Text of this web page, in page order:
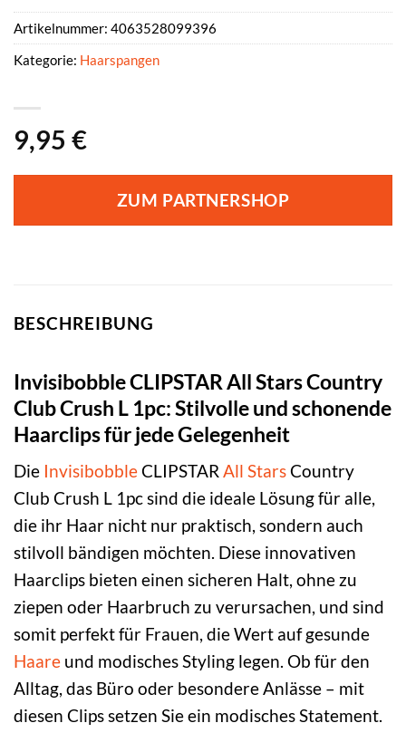
9,95 €
ZUM PARTNERSHOP
Artikelnummer: 4063528099396
Kategorie: Haarspangen
BESCHREIBUNG
Invisibobble CLIPSTAR All Stars Country
Club Crush L 1pc: Stilvolle und schonende
Haarclips für jede Gelegenheit
Die InvisibobbleCLIPSTAR All StarsCountry
Club Crush L 1pc sind die ideale Lösung für alle,
die ihr Haar nicht nur praktisch, sondern auch
stilvoll bändigen möchten. Diese innovativen
Haarclips bieten einen sicheren Halt, ohne zu
ziepen oder Haarbruch zu verursachen, und sind
somit perfekt für Frauen, die Wert auf gesunde
Haare und modisches Styling legen. Ob für den
Alltag, das Büro oder besondere Anlässe – mit
diesen Clips setzen Sie ein modisches Statement.